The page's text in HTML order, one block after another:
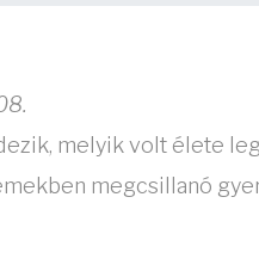
melyik volt élete
megcsillanó